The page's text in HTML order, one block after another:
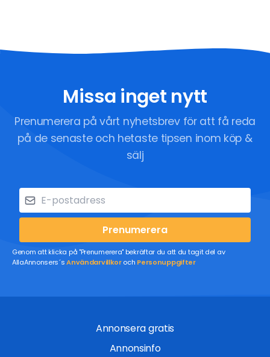
Missa inget nytt
Prenumerera på vårt nyhetsbrev för att få reda
på de senaste och hetaste tipsen inom köp &
sälj
Prenumerera
Genom att klicka på "Prenumerera" bekräftar du att du tagit del av
AllaAnnonsers´sAnvändarvillkoroch Personuppgifter
Annonsera gratis
Annonsinfo